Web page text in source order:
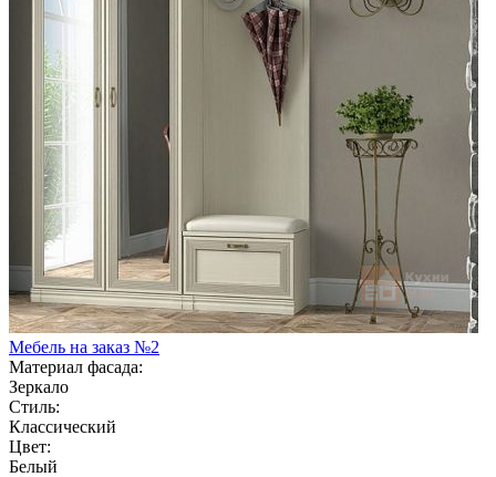
Мебель на заказ №2
Материал фасада:
Зеркало
Стиль:
Классический
Цвет:
Белый